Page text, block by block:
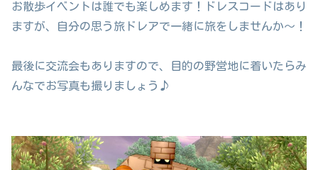
お散歩イベントは誰でも楽しめます！ドレスコードはあり
ますが、自分の思う旅ドレアで一緒に旅をしませんか～！
最後に交流会もありますので、目的の野営地に着いたらみ
んなでお写真も撮りましょう♪